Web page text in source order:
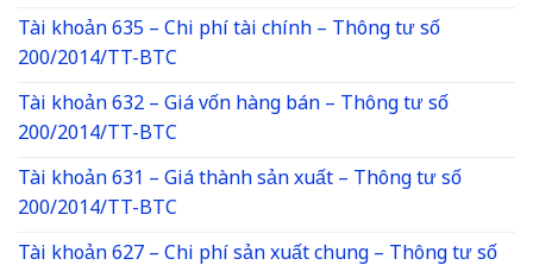
Tài khoản 635 – Chi phí tài chính – Thông tư số
200/2014/TT-BTC
Tài khoản 632 – Giá vốn hàng bán – Thông tư số
200/2014/TT-BTC
Tài khoản 631 – Giá thành sản xuất – Thông tư số
200/2014/TT-BTC
Tài khoản 627 – Chi phí sản xuất chung – Thông tư số